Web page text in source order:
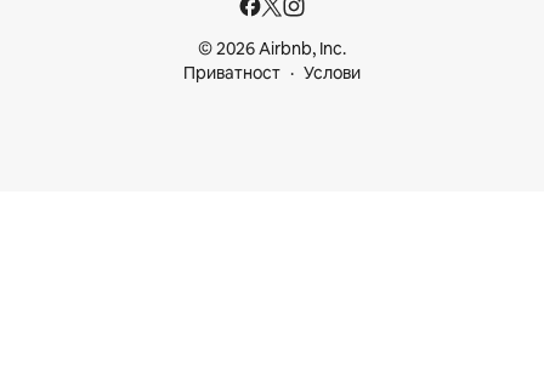
© 2026 Airbnb, Inc.
Приватност
Услови